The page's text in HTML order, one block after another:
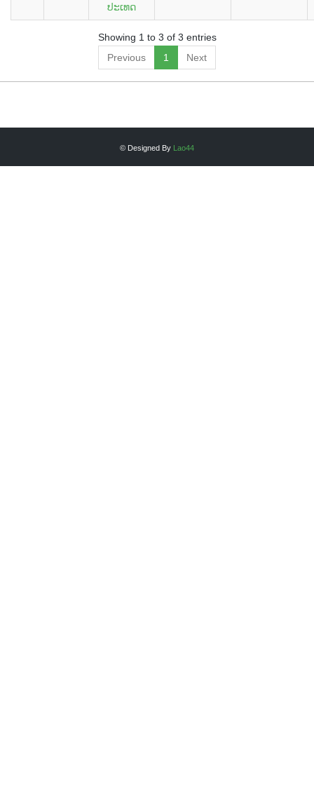
ປະເທດ
Showing 1 to 3 of 3 entries
Previous
1 Next
© Designed By Lao44